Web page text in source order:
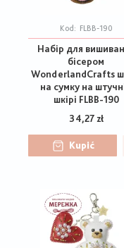
Kod: FLBB-190
Набір для
бісером
WonderlandCrafts
на сумку на
шкірі FLBB-190
34,27 zł
Kupić